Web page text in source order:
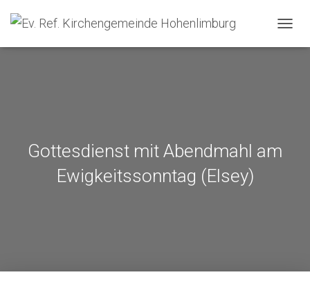
Gottesdienst mit Abendmahl am
Ewigkeitssonntag (Elsey)